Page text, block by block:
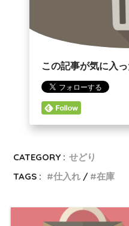
この記事が気に入
CATEGORY : せどり
TAGS :
仕入れ 在庫